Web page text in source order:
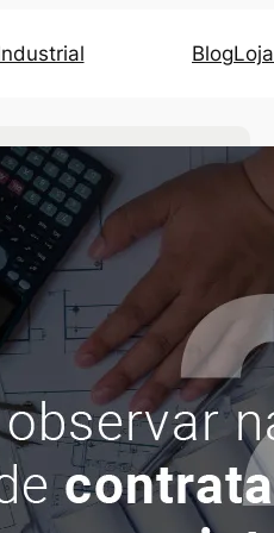
BlogLoja
no site
Eficiência Energética(23)
Iluminação LED(69)
Iluminação Pública(4)
Notícias(20)
Ultrassom(2)